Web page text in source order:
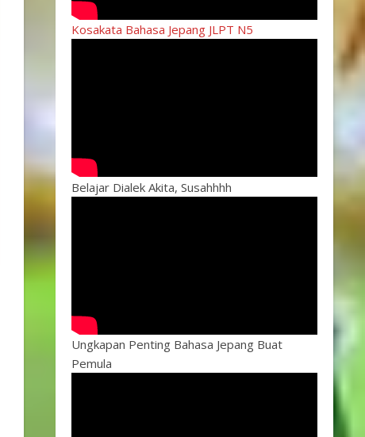
Kosakata Bahasa Jepang JLPT N5
Belajar Dialek Akita, Susahhhh
Ungkapan Penting Bahasa Jepang Buat
Pemula